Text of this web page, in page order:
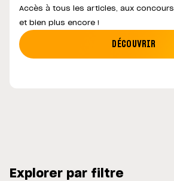
Accès à tous les articles, aux concours
et bien plus encore !
DÉCOUVRIR
Explorer par filtre